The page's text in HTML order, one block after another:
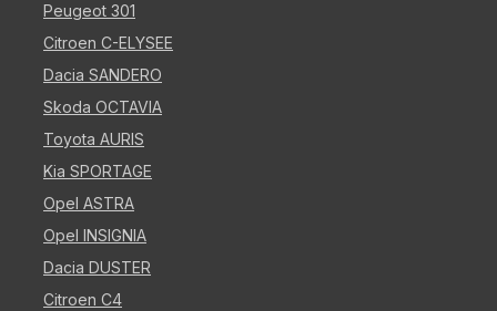
Peugeot 301
Citroen C-ELYSEE
Dacia SANDERO
Skoda OCTAVIA
Toyota AURIS
Kia SPORTAGE
Opel ASTRA
Opel INSIGNIA
Dacia DUSTER
Citroen C4